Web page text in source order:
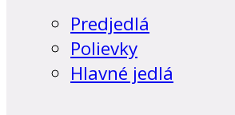
Predjedlá
Polievky
Hlavné jedlá